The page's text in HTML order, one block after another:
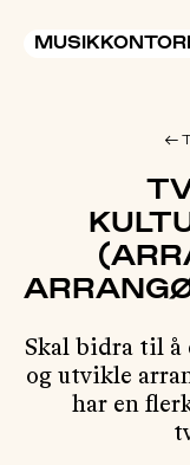
←
Skal bidra til å
og utvikle
har en